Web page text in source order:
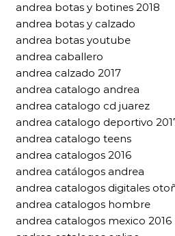
andrea botas y botines 2018
andrea botas y calzado
andrea botas youtube
andrea caballero
andrea calzado 2017
andrea catalogo andrea
andrea catalogo cd juarez
andrea catalogo deportivo
andrea catalogo teens
andrea catalogos 2016
andrea catálogos andrea
andrea catalogos digitales
andrea catalogos hombre
andrea catalogos mexico 2016